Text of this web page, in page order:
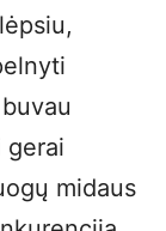
gerai
midaus